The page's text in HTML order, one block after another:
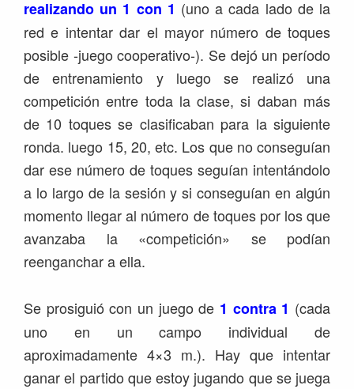
realizando un 1 con 1 (uno a cada lado de la
red e intentar dar el mayor número de toques
posible -juego cooperativo-). Se dejó un período
de entrenamiento y luego se realizó una
competición entre toda la clase, si daban más
de 10 toques se clasificaban para la siguiente
ronda. luego 15, 20, etc. Los que no conseguían
dar ese número de toques seguían intentándolo
a lo largo de la sesión y si conseguían en algún
momento llegar al número de toques por los que
avanzaba la «competición» se podían
reenganchar a ella.
Se prosiguió con un juego de 1 contra 1 (cada
uno en un campo individual de
aproximadamente 4×3 m.). Hay que intentar
ganar el partido que estoy jugando que se juega